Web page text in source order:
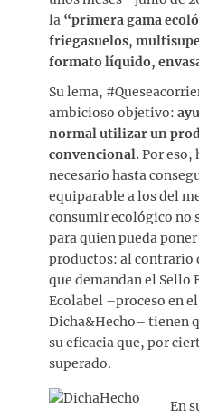
la “primera gama
friegasuelos,
formato líquido,
Su lema,
ambicioso objetivo:
normal utilizar un
convencional. Por eso,
necesario hasta
equiparable a los del
consumir ecológico no
para quien pueda
productos: al contrario
que demandan el Sello
Ecolabel –proceso en
Dicha&Hecho– tienen
su eficacia que, por
superado.
En